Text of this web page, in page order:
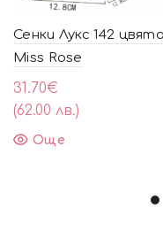
Сенки Лукс 142 цвята
Miss Rose
31.70€
(62.00 лв.)
Още